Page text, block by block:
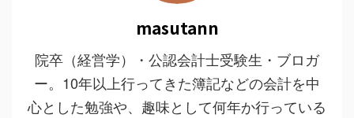
masutann
院卒（経営学）・公認会計士受験生・ブロガ
ー。10年以上行ってきた簿記などの会計を中
心とした勉強や、趣味として何年か行っている